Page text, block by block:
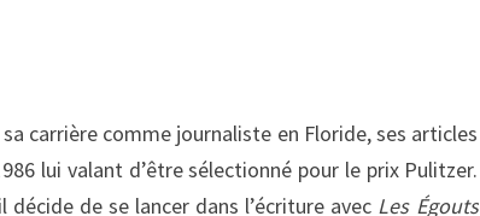
carrière comme journaliste en Floride, ses articles
lui valant d’être sélectionné pour le prix Pulitzer.
de se lancer dans l’écriture avec Les Égouts